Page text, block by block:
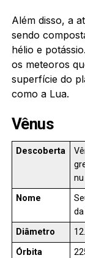
Além disso, a
sendo
hélio e
os meteoros
superfície do
como a Lua.
Vênus
Descoberta
nu
Nome
Diâmetro
Órbita